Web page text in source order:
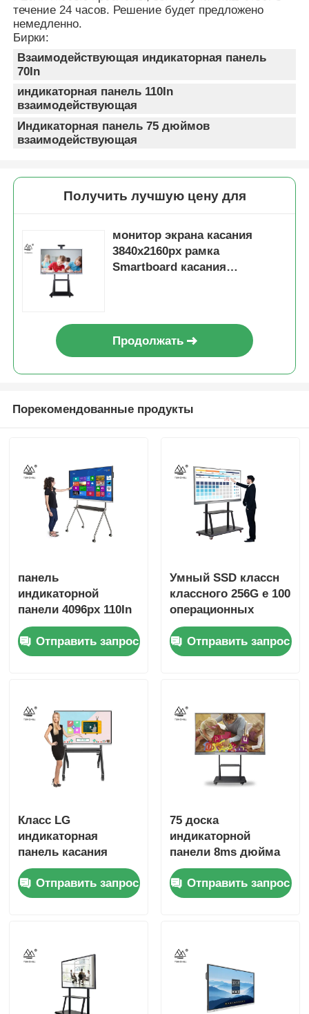
течение 24 часов. Решение будет предложено
немедленно.
Бирки:
Взаимодействующая индикаторная панель
70In
индикаторная панель 110In
взаимодействующая
Индикаторная панель 75 дюймов
взаимодействующая
Получить лучшую цену для
монитор экрана касания
3840x2160px рамка
Smartboard касания
Продолжать
Порекомендованные продукты
панель
индикаторной
панели 4096px 110In
взаимодействующая
взаимодействующая
для класса
Отправить запрос
Умный SSD классн
классного 256G e 100
операционных
систем Windows 10
экрана касания
дюйма
Отправить запрос
Класс LG
индикаторная
панель касания
Whiteboard дисплея
86 дюймов
взаимодействующая
Отправить запрос
75 доска
индикаторной
панели 8ms дюйма
взаимодействующая
умная для класса
Отправить запрос